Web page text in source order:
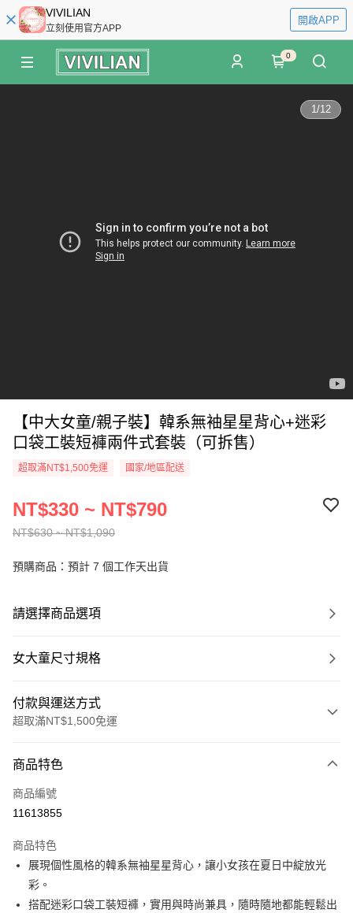
VIVILIAN
立刻使用官方APP
開啟APP
0
1/12
【中大女童/親子裝】韓系無袖星星背心+迷彩
口袋工裝短褲兩件式套裝（可拆售）
超取滿NT$1,500免運 國家/地區配送
NT$630 ~ NT$1,090
NT$330 ~ NT$790
預購商品：預計 7 個工作天出貨
請選擇商品選項
女大童尺寸規格
付款與運送方式
超取滿NT$1,500免運
信用卡一次付款
信用卡分期付款
合作金庫商業銀行
華南商業銀行
彰化商業銀行
上海商業儲蓄銀行
國泰世華商業銀行
兆豐國際商業銀行
超商取貨付款
LINE Pay
商品特色
商品編號
11613855
商品特色
展現個性風格的韓系無袖星星背心，讓小女孩在夏日中綻放光
彩。
搭配迷彩口袋工裝短褲，實用與時尚兼具，隨時隨地都能輕鬆出